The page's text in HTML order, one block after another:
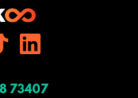
73407